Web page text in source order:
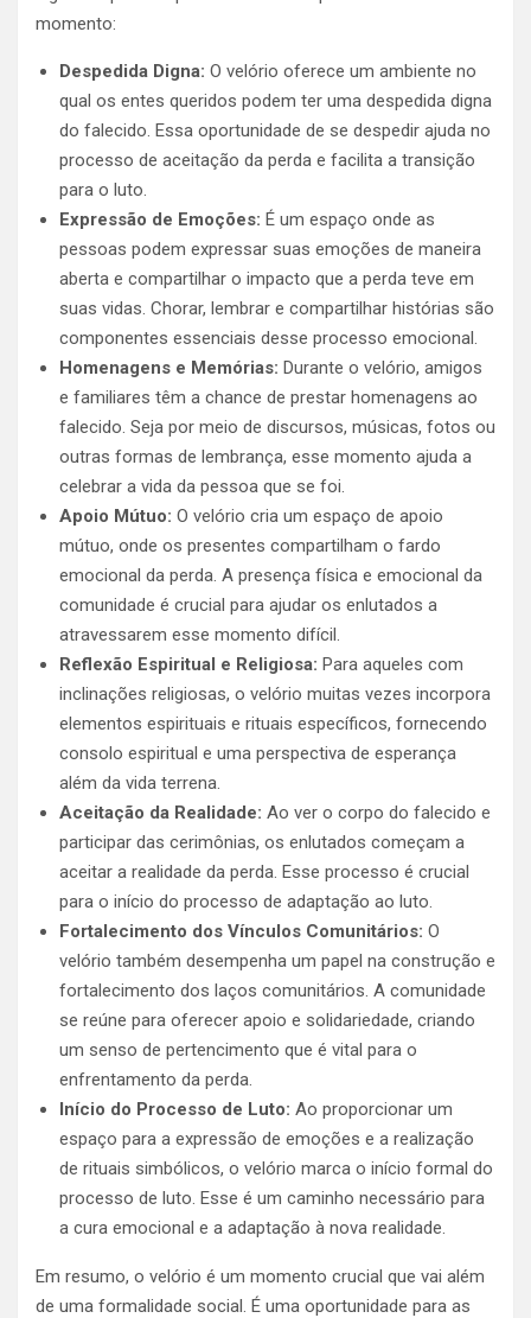
momento:
Despedida Digna: O velório oferece um ambiente no
qual os entes queridos podem ter uma despedida digna
do falecido. Essa oportunidade de se despedir ajuda no
processo de aceitação da perda e facilita a transição
para o luto.
Expressão de Emoções: É um espaço onde as
pessoas podem expressar suas emoções de maneira
aberta e compartilhar o impacto que a perda teve em
suas vidas. Chorar, lembrar e compartilhar histórias são
componentes essenciais desse processo emocional.
Homenagens e Memórias: Durante o velório, amigos
e familiares têm a chance de prestar homenagens ao
falecido. Seja por meio de discursos, músicas, fotos ou
outras formas de lembrança, esse momento ajuda a
celebrar a vida da pessoa que se foi.
Apoio Mútuo: O velório cria um espaço de apoio
mútuo, onde os presentes compartilham o fardo
emocional da perda. A presença física e emocional da
comunidade é crucial para ajudar os enlutados a
atravessarem esse momento difícil.
Reflexão Espiritual e Religiosa: Para aqueles com
inclinações religiosas, o velório muitas vezes incorpora
elementos espirituais e rituais específicos, fornecendo
consolo espiritual e uma perspectiva de esperança
além da vida terrena.
Aceitação da Realidade: Ao ver o corpo do falecido e
participar das cerimônias, os enlutados começam a
aceitar a realidade da perda. Esse processo é crucial
para o início do processo de adaptação ao luto.
Fortalecimento dos Vínculos Comunitários: O
velório também desempenha um papel na construção e
fortalecimento dos laços comunitários. A comunidade
se reúne para oferecer apoio e solidariedade, criando
um senso de pertencimento que é vital para o
enfrentamento da perda.
Início do Processo de Luto: Ao proporcionar um
espaço para a expressão de emoções e a realização
de rituais simbólicos, o velório marca o início formal do
processo de luto. Esse é um caminho necessário para
a cura emocional e a adaptação à nova realidade.
Em resumo, o velório é um momento crucial que vai além
de uma formalidade social. É uma oportunidade para as